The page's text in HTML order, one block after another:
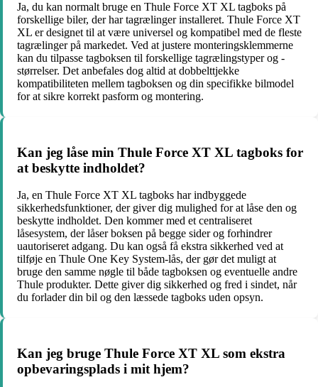
Ja, du kan normalt bruge en Thule Force XT XL tagboks på
forskellige biler, der har tagrælinger installeret. Thule Force XT
XL er designet til at være universel og kompatibel med de fleste
tagrælinger på markedet. Ved at justere monteringsklemmerne
kan du tilpasse tagboksen til forskellige tagrælingstyper og -
størrelser. Det anbefales dog altid at dobbelttjekke
kompatibiliteten mellem tagboksen og din specifikke bilmodel
for at sikre korrekt pasform og montering.
Kan jeg låse min Thule Force XT XL tagboks for
at beskytte indholdet?
Ja, en Thule Force XT XL tagboks har indbyggede
sikkerhedsfunktioner, der giver dig mulighed for at låse den og
beskytte indholdet. Den kommer med et centraliseret
låsesystem, der låser boksen på begge sider og forhindrer
uautoriseret adgang. Du kan også få ekstra sikkerhed ved at
tilføje en Thule One Key System-lås, der gør det muligt at
bruge den samme nøgle til både tagboksen og eventuelle andre
Thule produkter. Dette giver dig sikkerhed og fred i sindet, når
du forlader din bil og den læssede tagboks uden opsyn.
Kan jeg bruge Thule Force XT XL som ekstra
opbevaringsplads i mit hjem?